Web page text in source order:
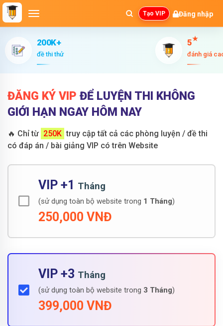
Tạo VIP Đăng nhập
200K+
đề thi thử
5★
đánh giá
ĐĂNG KÝ VIP ĐỂ LUYỆN THI KHÔNG
GIỚI HẠN NGAY HÔM NAY
🔥 Chỉ từ 250K truy cập tất cả các phòng luyện / đề thi
có đáp án / bài giảng VIP có trên Website
VIP +1 Tháng
(sử dụng toàn bộ website trong 1 Tháng)
250,000 VNĐ
VIP +3 Tháng
(sử dụng toàn bộ website trong 3 Tháng)
399,000 VNĐ